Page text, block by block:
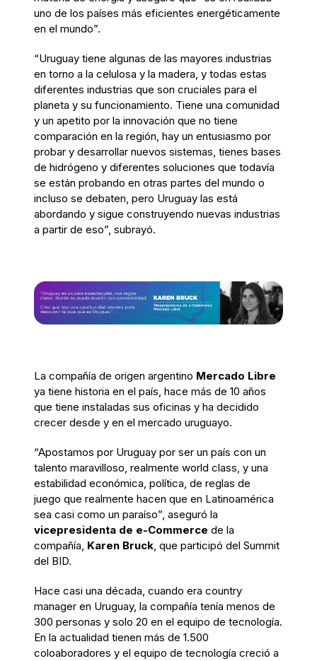
uno de los países más eficientes energéticamente
en el mundo”.
“Uruguay tiene algunas de las mayores industrias
en torno a la celulosa y la madera, y todas estas
diferentes industrias que son cruciales para el
planeta y su funcionamiento. Tiene una comunidad
y un apetito por la innovación que no tiene
comparación en la región, hay un entusiasmo por
probar y desarrollar nuevos sistemas, tienes bases
de hidrógeno y diferentes soluciones que todavía
se están probando en otras partes del mundo o
incluso se debaten, pero Uruguay las está
abordando y sigue construyendo nuevas industrias
a partir de eso”, subrayó.
La compañía de origen argentino Mercado Libre
ya tiene historia en el país, hace más de 10 años
que tiene instaladas sus oficinas y ha decidido
crecer desde y en el mercado uruguayo.
“Apostamos por Uruguay por ser un país con un
talento maravilloso, realmente world class, y una
estabilidad económica, política, de reglas de
juego que realmente hacen que en Latinoamérica
sea casi como un paraíso”, aseguró la
vicepresidenta de e-Commerce de la
compañía, Karen Bruck, que participó del Summit
del BID.
Hace casi una década, cuando era country
manager en Uruguay, la compañía tenía menos de
300 personas y solo 20 en el equipo de tecnología.
En la actualidad tienen más de 1.500
coloaboradores y el equipo de tecnología creció a